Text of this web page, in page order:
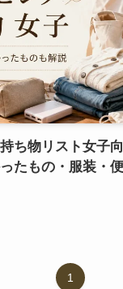
ち物リスト女子
たもの・服装・
1